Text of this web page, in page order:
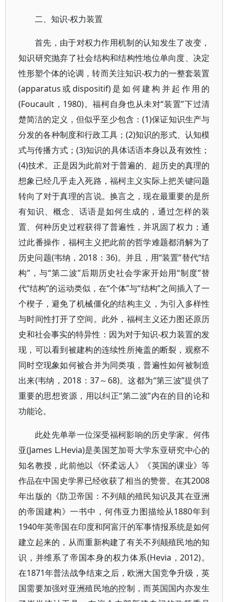
二、知识-权力装置
首先，由于对权力作用机制的认知发生了改变，
知识研究抛弃了社会结构和结构性地位单向度、决定
性形塑个体的论调，转而关注知识-权力的一整套装置
(apparatus或dispositif)是如何建构并起作用的
(Foucault，1980)。福柯自身也从未对“装置”下过清
楚简洁的定义，但似乎至少包含：(1)保证知识生产与
分发的各种制度和行政工具；(2)知识的形式、认知模
式与传播方式；(3)知识的具体话语本身以及有效性；
(4)技术。正是因为此前对于普遍的、超历史的真理的
想象已经几乎走入死路，福柯主义实际上把关键问题
转向了对于真理的言说。换言之，现在最重要的是所
有知识、概念、话语是如何生成的，通过怎样的装
置、何种历史过程获得了普遍性，并巩固了权力；通
过此番操作，福柯主义把此前的哲学难题都消解为了
历史问题(韦纳，2018：36)。并且，用“装置”替代“结
构”，与“第二波”后期历史社会学家开始用“制度”替
代“结构”的运动类似，在“个体”与“结构”之间插入了一
个楔子，避免了机械僵化的结构主义，为引入多样性
与时间性打开了空间。此外，福柯主义还力图还原历
史和社会事实的特异性：因为对于知识-权力装置的发
现，可以看到被建构的连续性所掩盖的断裂，观察不
同时空现象如何被合并为同类项，普遍性如何被制造
出来(韦纳，2018：37～68)。这都为“第三波”提供了
重要的思想资源，用以纠正“第二波”内在的目的论和
功能论。
此处先单举一位深受福柯影响的历史学家。何伟
亚(James L.Hevia)是美国芝加哥大学东亚研究中心的
知名教授，此前他以《怀柔远人》《英国的课业》等
作品在中国史学界已经收获了相当的赞誉。在其2008
年出版的《防卫帝国：不列颠的殖民知识及其在亚洲
的帝国建构》一书中，何伟亚力图描绘从1880年到
1940年英帝国在印度和阿富汗的军事情报系统是如何
建立起来的，从而重新构建了有关不列颠殖民地的知
识，并维系了帝国本身的权力体系(Hevia，2012)。
在1871年普法战争结束之后，欧洲大国竞争升级，英
国需要加强对亚洲殖民地的控制，而英国国内亦发生